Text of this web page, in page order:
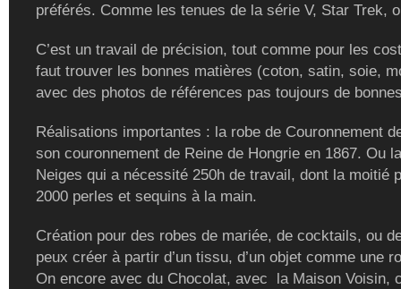
préférés. Comme les tenues de la série V, Star Trek,
C’est un travail de précision, tout comme pour les
faut trouver les bonnes matières (coton, satin, soie,
avec des photos de références pas toujours de
Réalisations importantes : la robe de Couronnement
son couronnement de Reine de Hongrie en 1867. Ou
Neiges qui a nécessité 250h de travail, dont la moitié
2000 perles et sequins à la main.
Création pour des robes de mariée, de cocktails, ou
peux créer à partir d’un tissu, d’un objet comme une
On encore avec du Chocolat, avec la Maison Voisin,